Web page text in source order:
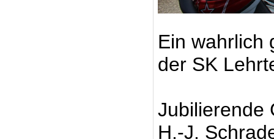
Ein wahrlich
der SK
Jubilierende
H.-J.